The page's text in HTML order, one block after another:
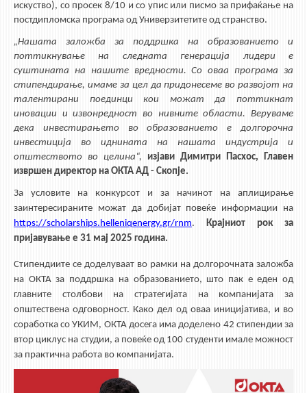
РЕДОВНИ ПРОФ.
ДОЦЕНТИ
АСИСТЕНТИ
ЛАБОРАНТИ
ПЕНЗИОНИРАН КАДАР
IN MEMORIAM
СТУДИИ
I ЦИКЛУС - ДОДИПЛОМСКИ
II ЦИКЛУС - ПОСЛЕДИПЛОМСКИ
III ЦИКЛУС - ДОКТОРСКИ
МЕЃУНАРОДНА РАЗМЕНА
ЕКВИВАЛЕНЦИИ ОД СТАРИ СТУДИСКИ ПРОГРАМИ
ОГЛАСНА ТАБЛА
СТУДЕНТСКА СЛУЖБА
искуство), со просек 8/10 и со упис или писмо за прифаќање на
постдипломска програма од Универзитетите од странство.
„Нашата заложба за поддршка на образованието и
поттикнување на следната генерација лидери е
суштината на нашите вредности. Со оваа програма за
стипендирање, имаме за цел да придонесеме во развојот на
талентирани поединци кои можат да поттикнат
иновации и извонредност во нивните области. Веруваме
дека инвестирањето во образованието е долгорочна
инвестиција во иднината на нашата индустрија и
општеството во целина“,
изјави Димитри Пасхос, Главен
извршен директор на ОКТА АД - Скопје.
За условите на конкурсот и за начинот на аплицирање
заинтересираните можат да добијат повеќе информации на
https://scholarships.helleniqenergy.gr/rnm. Крајниот рок за
пријавување е 31 мај 2025 година.
Стипендиите се доделуваат во рамки на долгорочната заложба
на ОКТА за поддршка на образованието, што пак е еден од
главните столбови на стратегијата на компанијата за
општествена одговорност. Како дел од оваа иницијатива, и во
соработка со УКИМ, ОКТА досега има доделено 42 стипендии за
втор циклус на студии, а повеќе од 100 студенти имале можност
за практична работа во компанијата.